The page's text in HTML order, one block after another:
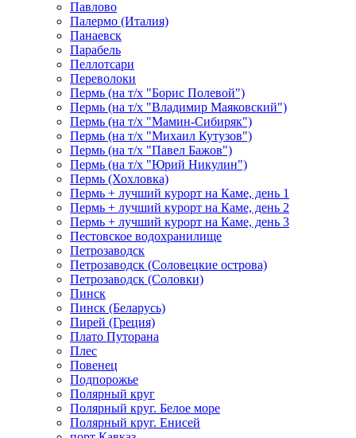
Павлово
Палермо (Италия)
Панаевск
Парабель
Пеллотсари
Переволоки
Пермь (на т/х "Борис Полевой")
Пермь (на т/х "Владимир Маяковский")
Пермь (на т/х "Мамин-Сибиряк")
Пермь (на т/х "Михаил Кутузов")
Пермь (на т/х "Павел Бажов")
Пермь (на т/х "Юрий Никулин")
Пермь (Хохловка)
Пермь + лучший курорт на Каме, день 1
Пермь + лучший курорт на Каме, день 2
Пермь + лучший курорт на Каме, день 3
Пестовское водохранилище
Петрозаводск
Петрозаводск (Соловецкие острова)
Петрозаводск (Соловки)
Пинск
Пинск (Беларусь)
Пирей (Греция)
Плато Путорана
Плес
Повенец
Подпорожье
Полярный круг
Полярный круг. Белое море
Полярный круг. Енисей